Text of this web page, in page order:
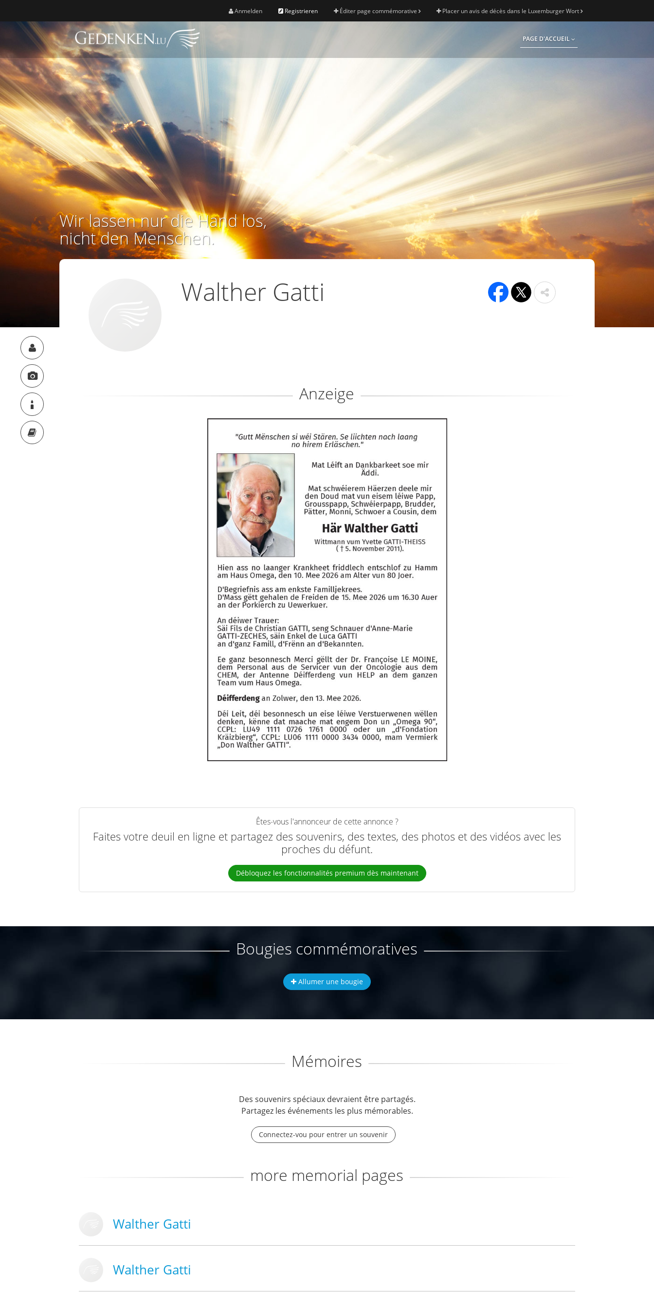
Anmelden Registrieren Éditer page commémorative Placer un avis de décès dans le Luxemburger Wort
PAGE D'ACCUEIL
Wir lassen nur die Hand los,
nicht den Menschen.
Walther Gatti
Anzeige
Êtes-vous l'annonceur de cette annonce ?
Faites votre deuil en ligne et partagez des souvenirs, des textes, des photos et des vidéos avec les
proches du défunt.
Débloquez les fonctionnalités premium dès maintenant
Bougies commémoratives
Allumer une bougie
Mémoires
Des souvenirs spéciaux devraient être partagés.
Partagez les événements les plus mémorables.
Connectez-vou pour entrer un souvenir
more memorial pages
Walther Gatti
Walther Gatti